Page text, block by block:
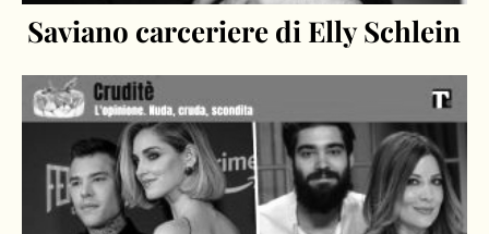
Saviano carceriere di Elly Schlein